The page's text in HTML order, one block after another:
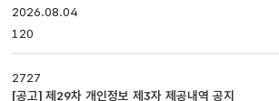
있음
2026.08.04
120
2727
[공고] 제29차 개인정보 제3자 제공내역 공지